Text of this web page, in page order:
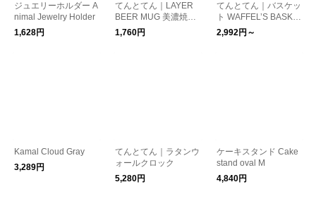
ジュエリーホルダー A
nimal Jewelry Holder
1,628円
てんとてん｜LAYER
BEER MUG 美濃焼マ
グカップ
1,760円
てんとてん｜バスケッ
ト WAFFEL’S BASKE
T CURVE
2,992円～
Kamal Cloud Gray
3,289円
てんとてん｜ラタンウ
ォールクロック
5,280円
ケーキスタンド Cake
stand oval M
4,840円